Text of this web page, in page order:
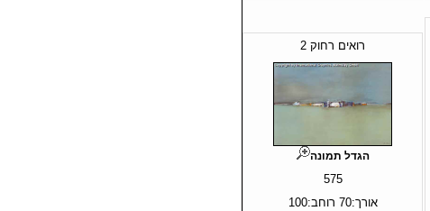
רואים רחוק 2
הגדל תמונה
575
אורך:70 רוחב:100